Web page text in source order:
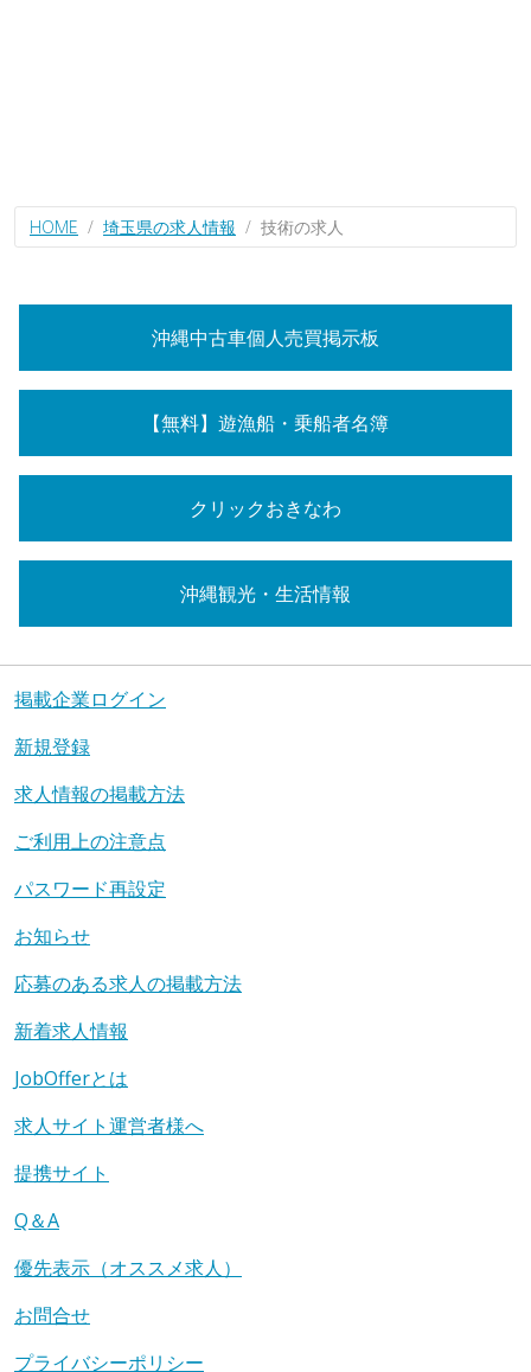
HOME 埼玉県の求人情報 技術の求人
沖縄中古車個人売買掲示板
【無料】遊漁船・乗船者名簿
クリックおきなわ
沖縄観光・生活情報
掲載企業ログイン
新規登録
求人情報の掲載方法
ご利用上の注意点
パスワード再設定
お知らせ
応募のある求人の掲載方法
新着求人情報
JobOfferとは
求人サイト運営者様へ
提携サイト
Q＆A
優先表示（オススメ求人）
お問合せ
プライバシーポリシー